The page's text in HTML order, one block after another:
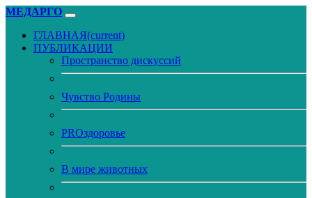
МЕДАРГО
ГЛАВНАЯ(current)
ПУБЛИКАЦИИ
Пространство дискуссий
Чувство Родины
PROздоровье
В мире животных